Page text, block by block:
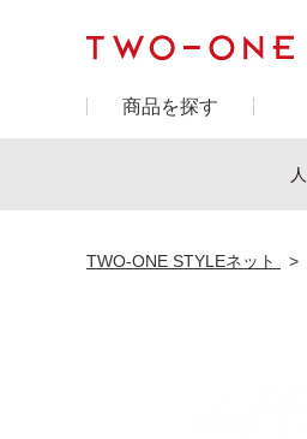
商品を探す
TWO-ONE STYLEネット